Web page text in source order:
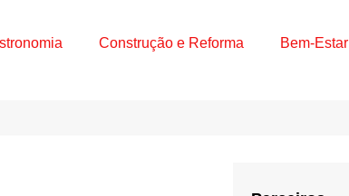
Construção e Reforma Bem-Estar